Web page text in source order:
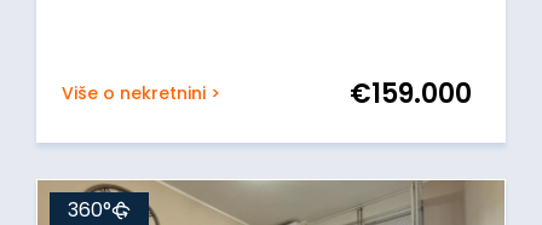
Više o nekretnini > €159.000
360°